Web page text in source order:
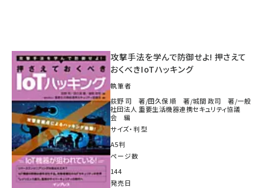
攻撃手法を学んで防御せよ! 押さえて
おくべきIoTハッキング
執筆者
荻野 司 著/田久保 順 著/城間 政司 著/一般
社団法人 重要生活機器連携セキュリティ協議
会 編
サイズ・判型
A5判
ページ数
144
発売日